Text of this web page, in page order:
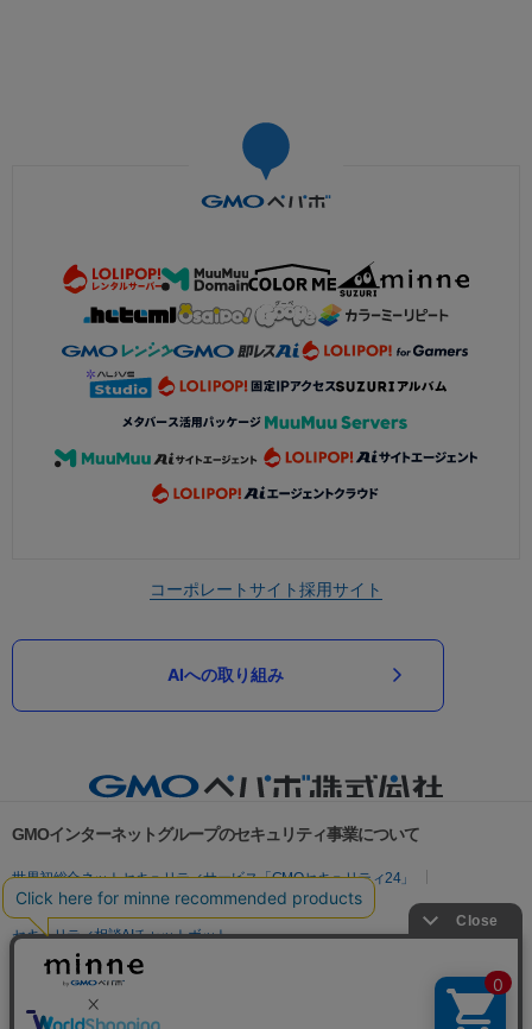
コーポレートサイト採用サイト
AIへの取り組み
GMOインターネットグループのセキュリティ事業について
世界初総合ネットセキュリティサービス「GMOセキュリティ24」
パスワード漏洩診断
Webサイトリスク診断
セキュリティ相談AIチャットボット
実在証明・盗聴対策
サイバー攻撃対策（GMO Flatt Security）